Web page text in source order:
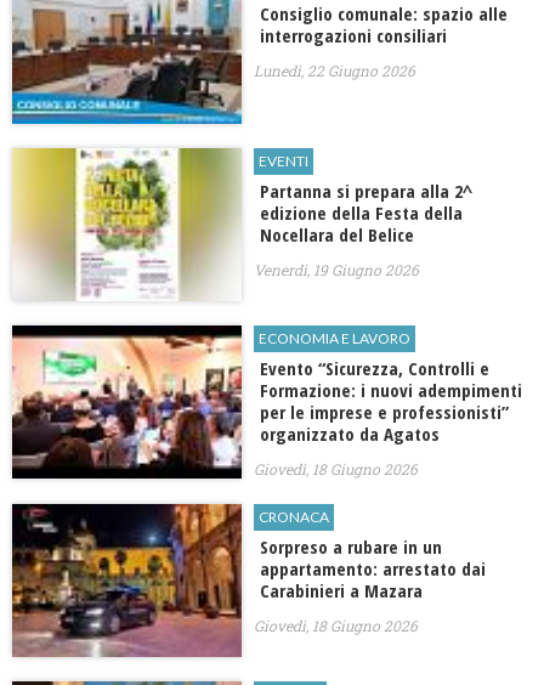
Consiglio comunale: spazio alle
interrogazioni consiliari
Lunedì, 22 Giugno 2026
EVENTI
Partanna si prepara alla 2^
edizione della Festa della
Nocellara del Belice
Venerdì, 19 Giugno 2026
ECONOMIA E LAVORO
Evento “Sicurezza, Controlli e
Formazione: i nuovi adempimenti
per le imprese e professionisti”
organizzato da Agatos
Giovedì, 18 Giugno 2026
CRONACA
Sorpreso a rubare in un
appartamento: arrestato dai
Carabinieri a Mazara
Giovedì, 18 Giugno 2026